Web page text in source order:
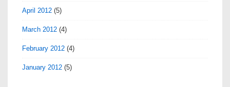
April 2012 (5)
March 2012 (4)
February 2012 (4)
January 2012 (5)